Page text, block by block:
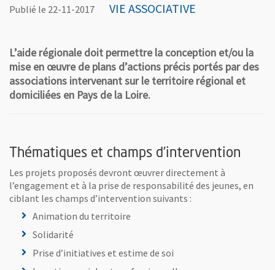
Publié le 22-11-2017 VIE ASSOCIATIVE
L’aide régionale doit permettre la conception et/ou la
mise en œuvre de plans d’actions précis portés par des
associations intervenant sur le territoire régional et
domiciliées en Pays de la Loire.
Thématiques et champs d’intervention
Les projets proposés devront œuvrer directement à
l’engagement et à la prise de responsabilité des jeunes, en
ciblant les champs d’intervention suivants :
Animation du territoire
Solidarité
Prise d’initiatives et estime de soi